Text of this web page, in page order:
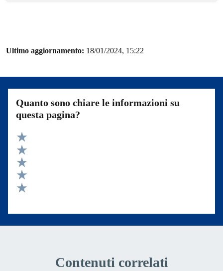
Ultimo aggiornamento: 18/01/2024, 15:22
Quanto sono chiare le informazioni su
questa pagina?
Valuta 5 stelle su 5
Valuta 4 stelle su 5
Valuta 3 stelle su 5
Valuta 2 stelle su 5
Contenuti correlati